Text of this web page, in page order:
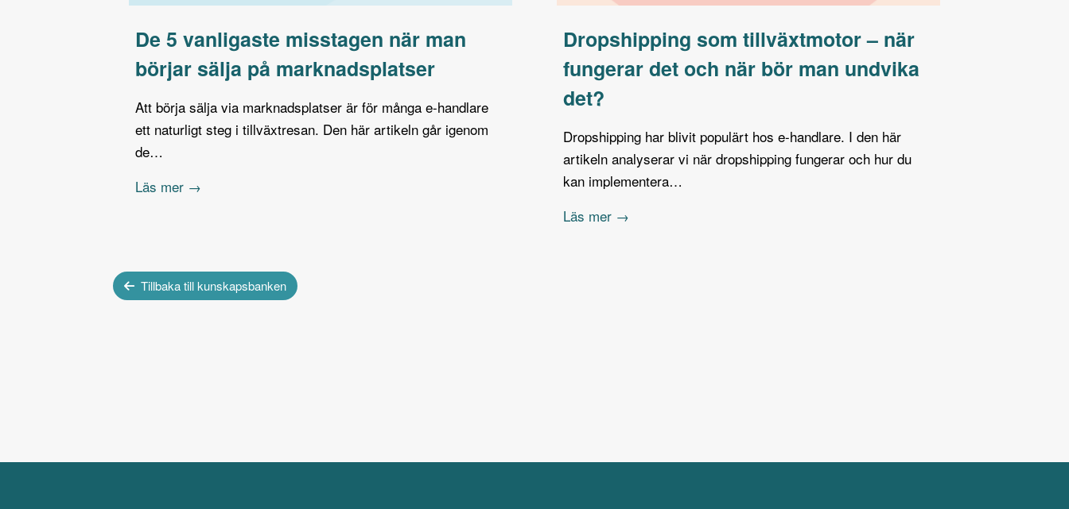
De 5 vanligaste misstagen när man
börjar sälja på marknadsplatser
Att börja sälja via marknadsplatser är för många e-handlare
ett naturligt steg i tillväxtresan. Den här artikeln går igenom
de…
Läs mer →
Dropshipping som tillväxtmotor – när
fungerar det och när bör man undvika
det?
Dropshipping har blivit populärt hos e-handlare. I den här
artikeln analyserar vi när dropshipping fungerar och hur du
kan implementera…
Läs mer →
Tillbaka till kunskapsbanken